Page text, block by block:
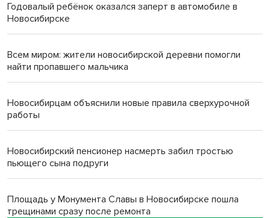
Годовалый ребёнок оказался заперт в автомобиле в
Новосибирске
Всем миром: жители новосибирской деревни помогли
найти пропавшего мальчика
Новосибирцам объяснили новые правила сверхурочной
работы
Новосибирский пенсионер насмерть забил тростью
пьющего сына подруги
Площадь у Монумента Славы в Новосибирске пошла
трещинами сразу после ремонта